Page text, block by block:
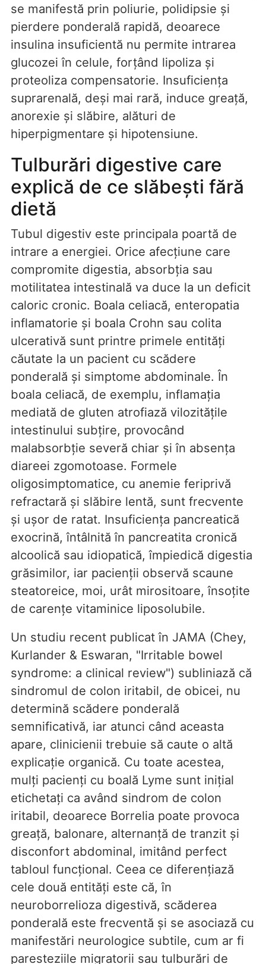
se manifestă prin poliurie, polidipsie și
pierdere ponderală rapidă, deoarece
insulina insuficientă nu permite intrarea
glucozei în celule, forțând lipoliza și
proteoliza compensatorie. Insuficiența
suprarenală, deși mai rară, induce greață,
anorexie și slăbire, alături de
hiperpigmentare și hipotensiune.
Tulburări digestive care
explică de ce slăbești fără
dietă
Tubul digestiv este principala poartă de
intrare a energiei. Orice afecțiune care
compromite digestia, absorbția sau
motilitatea intestinală va duce la un deficit
caloric cronic. Boala celiacă, enteropatia
inflamatorie și boala Crohn sau colita
ulcerativă sunt printre primele entități
căutate la un pacient cu scădere
ponderală și simptome abdominale. În
boala celiacă, de exemplu, inflamația
mediată de gluten atrofiază vilozitățile
intestinului subțire, provocând
malabsorbție severă chiar și în absența
diareei zgomotoase. Formele
oligosimptomatice, cu anemie feriprivă
refractară și slăbire lentă, sunt frecvente
și ușor de ratat. Insuficiența pancreatică
exocrină, întâlnită în pancreatita cronică
alcoolică sau idiopatică, împiedică digestia
grăsimilor, iar pacienții observă scaune
steatoreice, moi, urât mirositoare, însoțite
de carențe vitaminice liposolubile.
Un studiu recent publicat în JAMA (Chey,
Kurlander & Eswaran, "Irritable bowel
syndrome: a clinical review") subliniază că
sindromul de colon iritabil, de obicei, nu
determină scădere ponderală
semnificativă, iar atunci când aceasta
apare, clinicienii trebuie să caute o altă
explicație organică. Cu toate acestea,
mulți pacienți cu boală Lyme sunt inițial
etichetați ca având sindrom de colon
iritabil, deoarece Borrelia poate provoca
greață, balonare, alternanță de tranzit și
disconfort abdominal, imitând perfect
tabloul funcțional. Ceea ce diferențiază
cele două entități este că, în
neuroborrelioza digestivă, scăderea
ponderală este frecventă și se asociază cu
manifestări neurologice subtile, cum ar fi
paresteziile migratorii sau tulburări de